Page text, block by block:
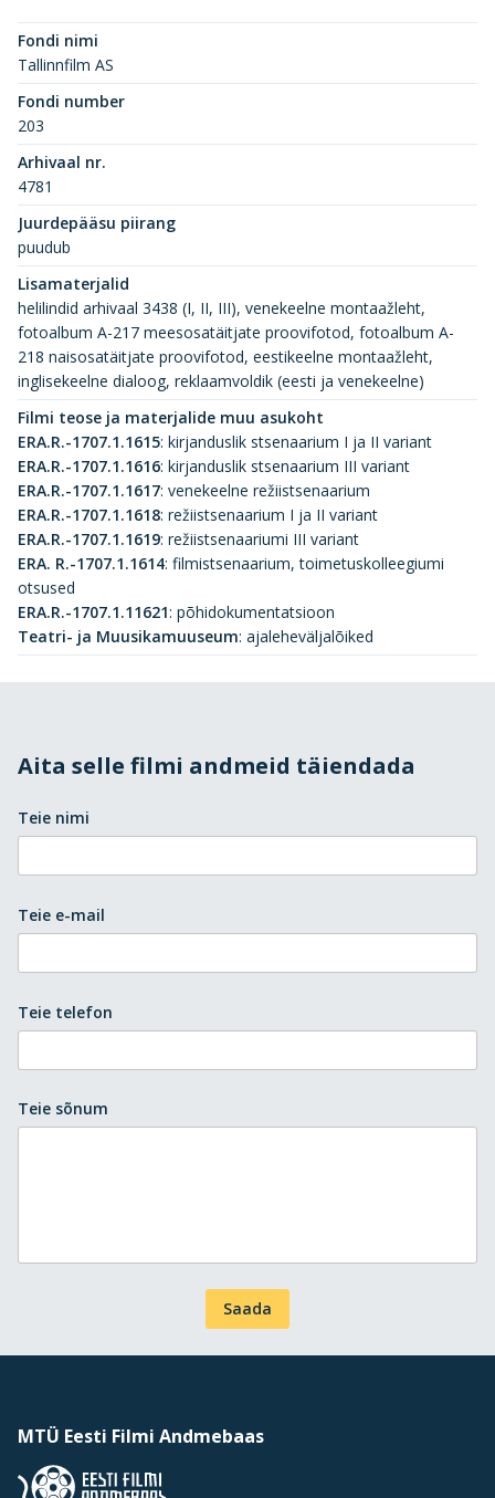
Fondi nimi
Tallinnfilm AS
Fondi number
203
Arhivaal nr.
4781
Juurdepääsu piirang
puudub
Lisamaterjalid
helilindid arhivaal 3438 (I, II, III), venekeelne montaažleht,
fotoalbum A-217 meesosatäitjate proovifotod, fotoalbum A-
218 naisosatäitjate proovifotod, eestikeelne montaažleht,
inglisekeelne dialoog, reklaamvoldik (eesti ja venekeelne)
Filmi teose ja materjalide muu asukoht
ERA.R.-1707.1.1615: kirjanduslik stsenaarium I ja II variant
ERA.R.-1707.1.1616: kirjanduslik stsenaarium III variant
ERA.R.-1707.1.1617: venekeelne režiistsenaarium
ERA.R.-1707.1.1618: režiistsenaarium I ja II variant
ERA.R.-1707.1.1619: režiistsenaariumi III variant
ERA. R.-1707.1.1614: filmistsenaarium, toimetuskolleegiumi
otsused
ERA.R.-1707.1.11621: põhidokumentatsioon
Teatri- ja Muusikamuuseum: ajaleheväljalõiked
Aita selle filmi andmeid täiendada
Teie nimi
Teie e-mail
Teie telefon
Teie sõnum
Saada
MTÜ Eesti Filmi Andmebaas